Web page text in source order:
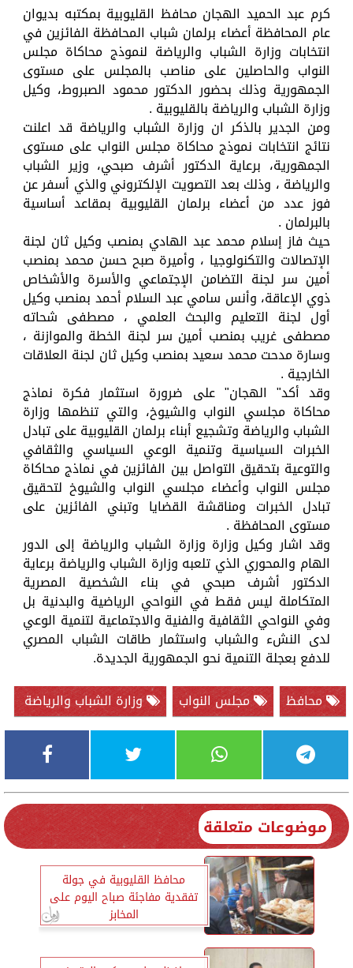
كرم عبد الحميد الهجان محافظ القليوبية بمكتبه بديوان
عام المحافظة أعضاء برلمان شباب المحافظة الفائزين في
انتخابات وزارة الشباب والرياضة لنموذج محاكاة مجلس
النواب والحاصلين على مناصب بالمجلس على مستوى
الجمهورية وذلك بحضور الدكتور محمود الصبروط، وكيل
وزارة الشباب والرياضة بالقليوبية .
ومن الجدير بالذكر ان وزارة الشباب والرياضة قد اعلنت
نتائج انتخابات نموذج محاكاة مجلس النواب على مستوى
الجمهورية، برعاية الدكتور أشرف صبحي، وزير الشباب
والرياضة ، وذلك بعد التصويت الإلكتروني والذي أسفر عن
فوز عدد من أعضاء برلمان القليوبية بمقاعد أساسية
بالبرلمان .
حيث فاز إسلام محمد عبد الهادي بمنصب وكيل ثان لجنة
الإتصالات والتكنولوجيا ، وأميرة صبح حسن محمد بمنصب
أمين سر لجنة التضامن الإجتماعي والأسرة والأشخاص
ذوي الإعاقة، وأنس سامي عبد السلام أحمد بمنصب وكيل
أول لجنة التعليم والبحث العلمي ، مصطفى شحاته
مصطفى غريب بمنصب أمين سر لجنة الخطة والموازنة ،
وسارة مدحت محمد سعيد بمنصب وكيل ثان لجنة العلاقات
الخارجية .
وقد أكد" الهجان" على ضرورة استثمار فكرة نماذج
محاكاة مجلسي النواب والشيوخ، والتي تنظمها وزارة
الشباب والرياضة وتشجيع أبناء برلمان القليوبية على تبادل
الخبرات السياسية وتنمية الوعي السياسي والثقافي
والتوعية بتحقيق التواصل بين الفائزين في نماذج محاكاة
مجلس النواب وأعضاء مجلسي النواب والشيوخ لتحقيق
تبادل الخبرات ومناقشة القضايا وتبني الفائزين على
مستوى المحافظة .
وقد اشار وكيل وزارة وزارة الشباب والرياضة إلى الدور
الهام والمحوري الذي تلعبه وزارة الشباب والرياضة برعاية
الدكتور أشرف صبحي في بناء الشخصية المصرية
المتكاملة ليس فقط في النواحي الرياضية والبدنية بل
وفي النواحي الثقافية والفنية والاجتماعية لتنمية الوعي
لدى النشء والشباب واستثمار طاقات الشباب المصري
للدفع بعجلة التنمية نحو الجمهورية الجديدة.
محافظ
مجلس النواب وزارة الشباب والرياضة
موضوعات متعلقة
محافظ القليوبية في جولة
تفقدية مفاجئة صباح اليوم على
المخابز